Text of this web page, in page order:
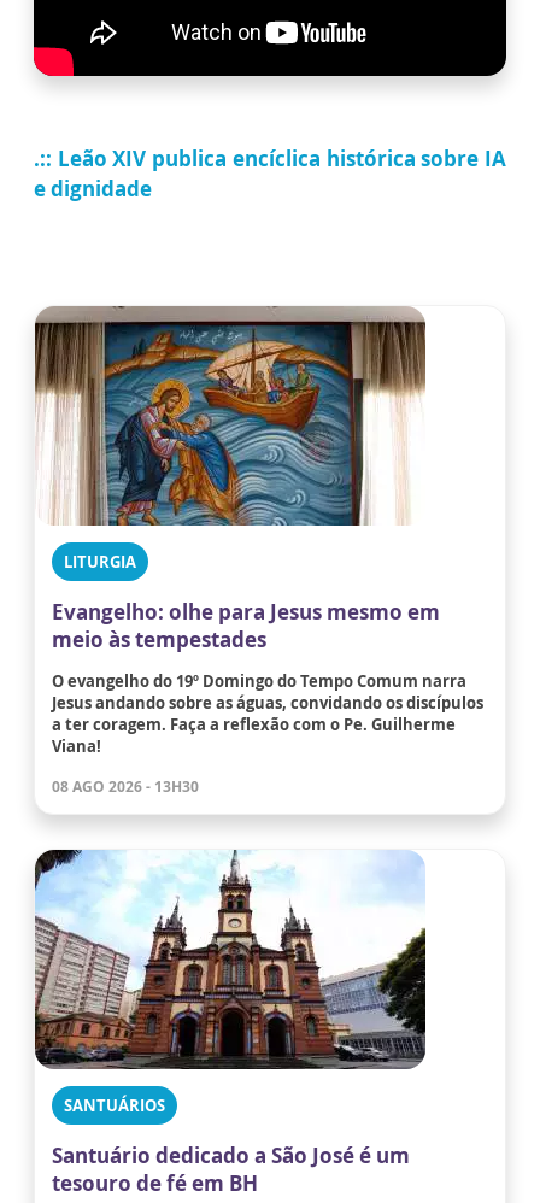
.:: Leão XIV publica encíclica histórica sobre IA
e dignidade
LITURGIA
Evangelho: olhe para Jesus mesmo em
meio às tempestades
O evangelho do 19º Domingo do Tempo Comum narra
Jesus andando sobre as águas, convidando os discípulos
a ter coragem. Faça a reflexão com o Pe. Guilherme
Viana!
08 AGO 2026 - 13H30
SANTUÁRIOS
Santuário dedicado a São José é um
tesouro de fé em BH